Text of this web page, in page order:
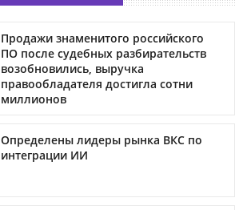
Продажи знаменитого российского
ПО после судебных разбирательств
возобновились, выручка
правообладателя достигла сотни
миллионов
Определены лидеры рынка ВКС по
интеграции ИИ